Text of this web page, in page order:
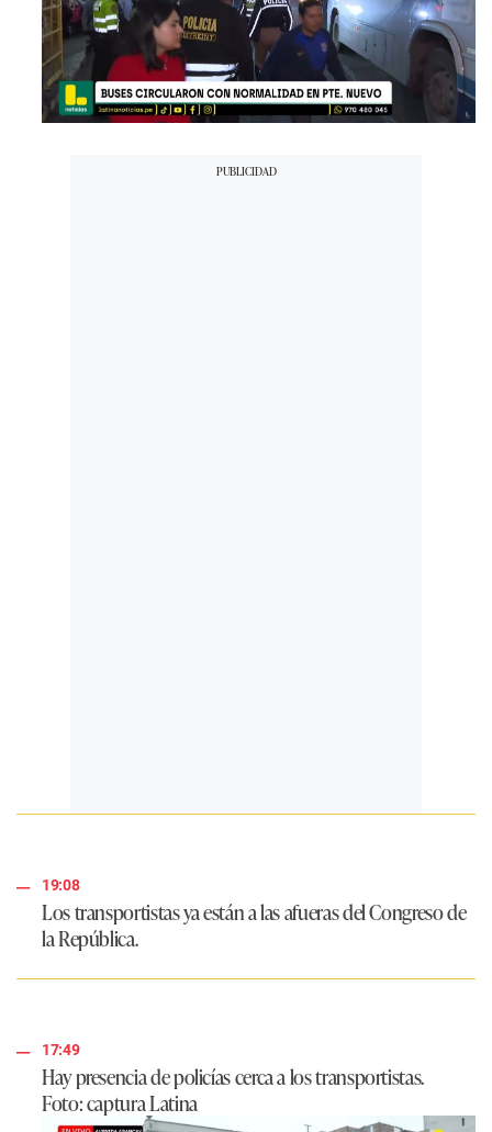
19:08
Los transportistas ya están a las afueras del Congreso de
la República.
17:49
Hay presencia de policías cerca a los transportistas.
Foto: captura Latina